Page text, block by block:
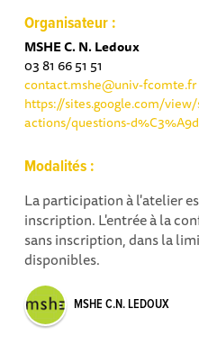
Organisateur :
MSHE C. N. Ledoux
03 81 66 51 51
contact.mshe@univ-fcomte.fr
https://sites.google.com/
actions/questions-
Modalités :
La participation à l'atelier
inscription. L'entrée à la
sans inscription, dans la
disponibles.
MSHE C.N. LEDOUX